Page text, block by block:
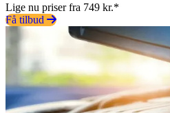
Lige nu priser fra 749 kr.*
Få tilbud